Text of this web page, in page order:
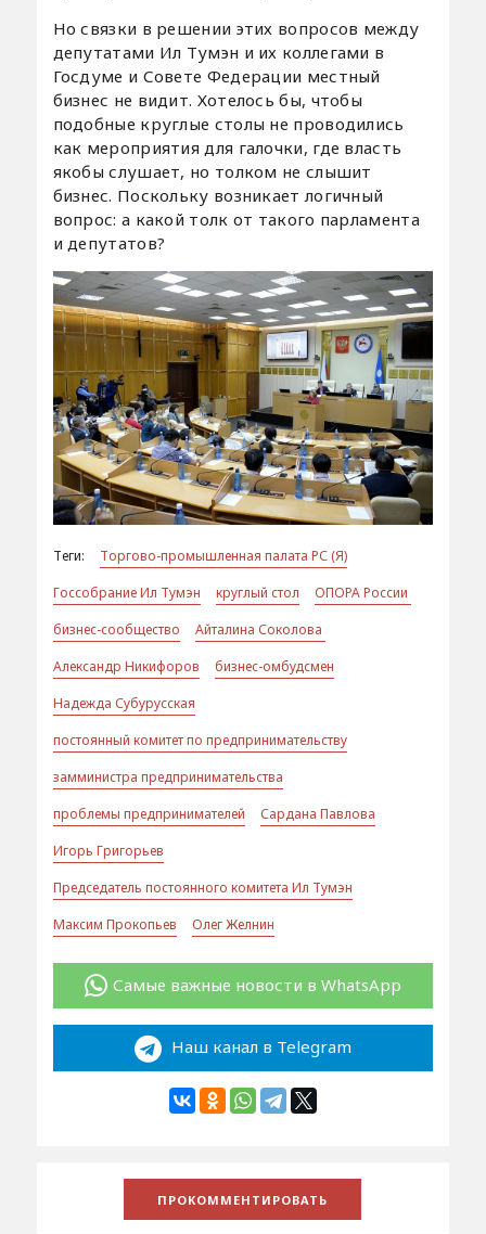
Но связки в решении этих вопросов между
депутатами Ил Тумэн и их коллегами в
Госдуме и Совете Федерации местный
бизнес не видит. Хотелось бы, чтобы
подобные круглые столы не проводились
как мероприятия для галочки, где власть
якобы слушает, но толком не слышит
бизнес. Поскольку возникает логичный
вопрос: а какой толк от такого парламента
и депутатов?
Теги:
Торгово-промышленная палата РС (Я)
Госсобрание Ил Тумэн
круглый стол
ОПОРА России
бизнес-сообщество
Айталина Соколова
Александр Никифоров
бизнес-омбудсмен
Надежда Субурусская
постоянный комитет по предпринимательству
замминистра предпринимательства
проблемы предпринимателей
Сардана Павлова
Игорь Григорьев
Председатель постоянного комитета Ил Тумэн
Максим Прокопьев
Олег Желнин
Самые важные новости в WhatsApp
Наш канал в Telegram